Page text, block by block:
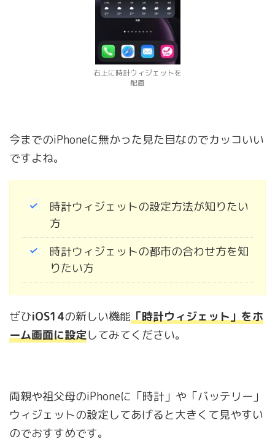
右上に時計ウィジェットを
配置
今までのiPhoneに無かった見た目なのでカッコいい
ですよね。
時計ウィジェットの設定方法が知りたい
方
時計ウィジェットの都市の合わせ方を知
りたい方
ぜひiOS14の新しい機能「時計ウィジェット」をホ
ーム画面に設定してみてください。
両親や祖父母のiPhoneに「時計」や「バッテリー」
ウィジェットの設定してあげると大きくて見やすい
のでおすすめです。